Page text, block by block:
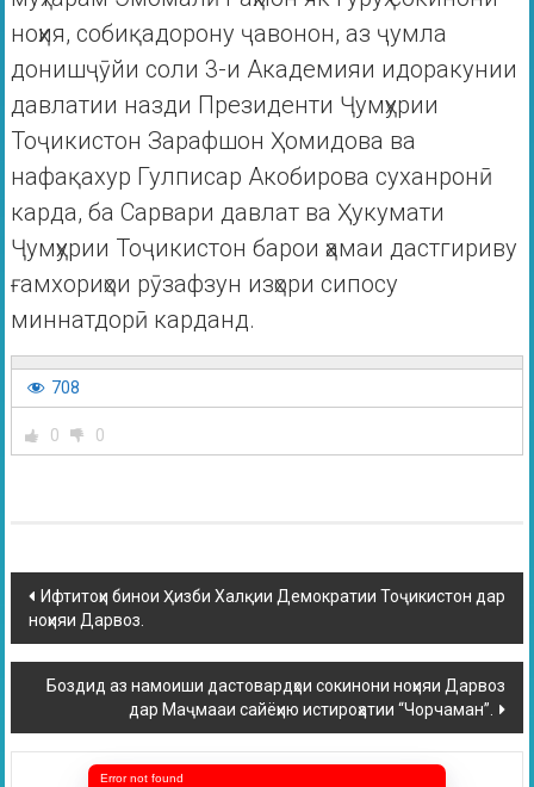
ноҳия, собиқадорону ҷавонон, аз ҷумла
донишҷӯйи соли 3-и Академияи идоракунии
давлатии назди Президенти Ҷумҳурии
Тоҷикистон Зарафшон Ҳомидова ва
нафақахур Гулписар Акобирова суханронӣ
карда, ба Сарвари давлат ва Ҳукумати
Ҷумҳурии Тоҷикистон барои ҳамаи дастгириву
ғамхориҳои рӯзафзун изҳори сипосу
миннатдорӣ карданд.
708
0 0
Ифтитоҳи бинои Ҳизби Халқии Демократии Тоҷикистон дар
ноҳияи Дарвоз.
Боздид аз намоиши дастовардҳои сокинони ноҳияи Дарвоз
дар Маҷмааи сайëҳию истироҳатии “Чорчаман”.
Error not found